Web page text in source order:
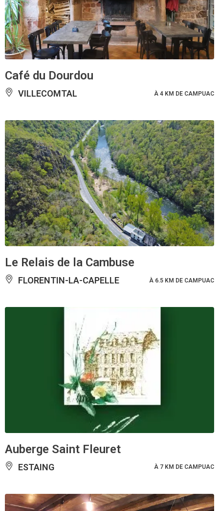
Café du Dourdou
VILLECOMTAL À 4 KM DE CAMPUAC
Le Relais de la Cambuse
FLORENTIN-LA-CAPELLE À 6.5 KM DE CAMPUAC
Auberge Saint Fleuret
ESTAING À 7 KM DE CAMPUAC